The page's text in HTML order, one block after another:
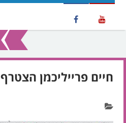
חיים פרייליכמן הצטרף